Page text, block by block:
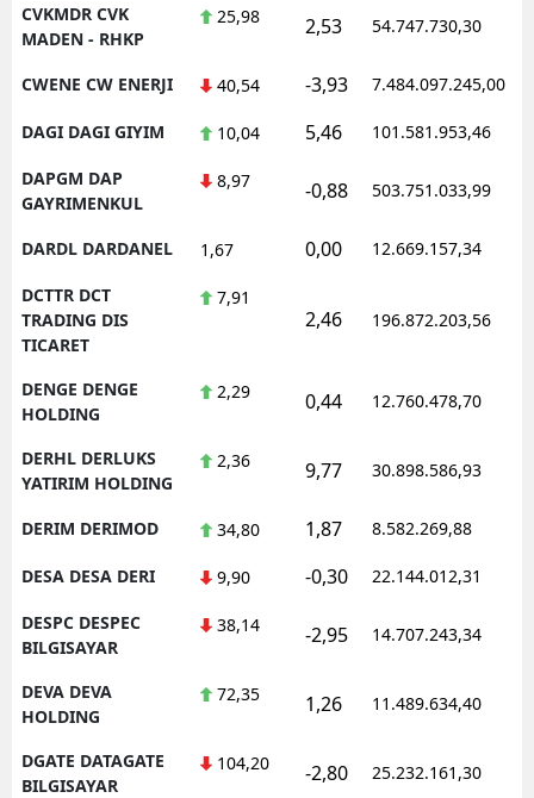
CVKMDR CVK
MADEN - RHKP
25,98 2,53 54.747.730,30
CWENE CW ENERJI 40,54 -3,93 7.484.097.245,00
DAGI DAGI GIYIM 10,04 5,46 101.581.953,46
DAPGM DAP
GAYRIMENKUL
8,97 -0,88 503.751.033,99
DARDL DARDANEL 1,67 0,00 12.669.157,34
DCTTR DCT
TRADING DIS
TICARET
7,91
2,46 196.872.203,56
DENGE DENGE
HOLDING
2,29 0,44 12.760.478,70
DERHL DERLUKS
YATIRIM HOLDING
2,36 9,77 30.898.586,93
DERIM DERIMOD 34,80 1,87 8.582.269,88
DESA DESA DERI 9,90 -0,30 22.144.012,31
DESPC DESPEC
BILGISAYAR
38,14 -2,95 14.707.243,34
DEVA DEVA
HOLDING
72,35 1,26 11.489.634,40
DGATE DATAGATE
BILGISAYAR
104,20 -2,80 25.232.161,30